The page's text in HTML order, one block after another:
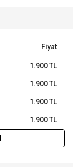
Fiyat
1.900 TL
1.900 TL
1.900 TL
1.900 TL